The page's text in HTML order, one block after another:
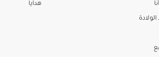
هدايا